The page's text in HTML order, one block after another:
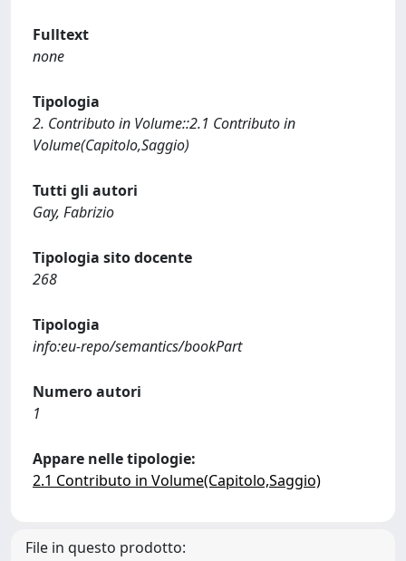
Fulltext
none
Tipologia
2. Contributo in Volume::2.1 Contributo in
Volume(Capitolo,Saggio)
Tutti gli autori
Gay, Fabrizio
Tipologia sito docente
268
Tipologia
info:eu-repo/semantics/bookPart
Numero autori
1
Appare nelle tipologie:
2.1 Contributo in Volume(Capitolo,Saggio)
File in questo prodotto: